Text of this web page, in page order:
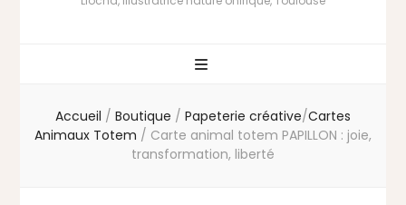
Accueil / Boutique / Papeterie créative/Cartes
Animaux Totem / Carte animal totem PAPILLON : joie,
transformation, liberté